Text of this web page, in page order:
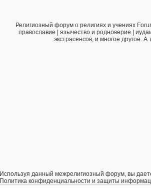
Религиозный форум о религиях и учениях
православие | язычество и родноверие |
экстрасенсов, и многое другое.
Используя данный межрелигиозный форум, вы
Политика конфиденциальности и защиты